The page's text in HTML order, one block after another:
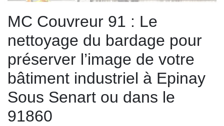
MC Couvreur 91 : Le
nettoyage du bardage pour
préserver l’image de votre
bâtiment industriel à Epinay
Sous Senart ou dans le
91860